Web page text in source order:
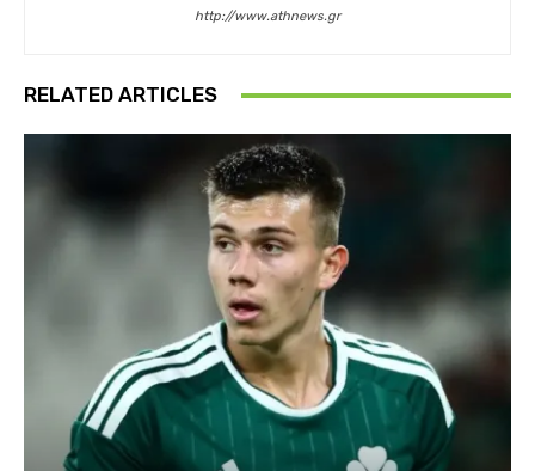
http://www.athnews.gr
RELATED ARTICLES